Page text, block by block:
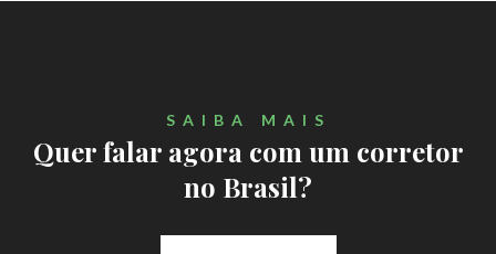
SAIBA MAIS
Quer falar agora com um corretor
no Brasil?